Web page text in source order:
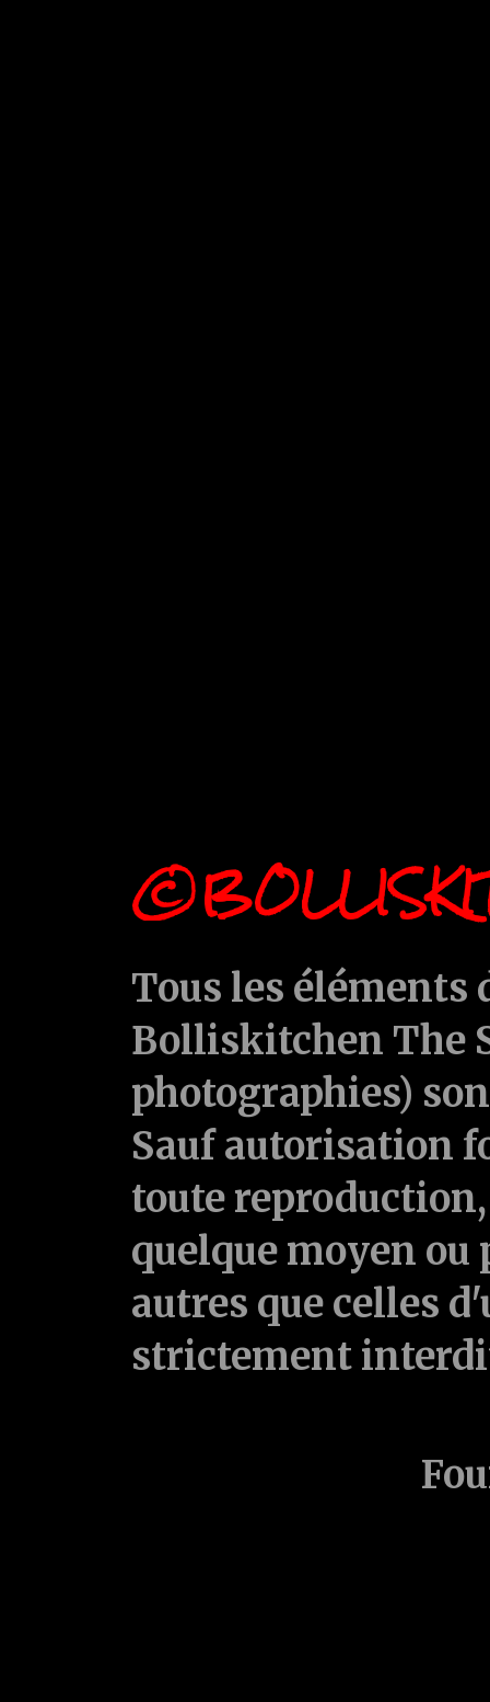
Tous les
Bolliskitchen The
photographies)
Sauf autorisation
toute
quelque moyen ou
autres que celles
strictement